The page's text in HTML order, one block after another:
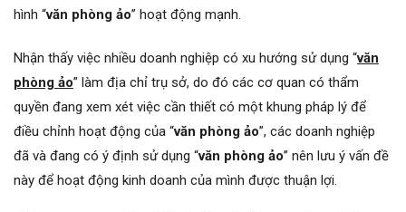
hình “văn phòng ảo” hoạt động mạnh.
Nhận thấy việc nhiều doanh nghiệp có xu hướng sử dụng “văn
phòng ảo” làm địa chỉ trụ sở, do đó các cơ quan có thẩm
quyền đang xem xét việc cần thiết có một khung pháp lý để
điều chỉnh hoạt động của “văn phòng ảo”, các doanh nghiệp
đã và đang có ý định sử dụng “văn phòng ảo” nên lưu ý vấn đề
này để hoạt động kinh doanh của mình được thuận lợi.